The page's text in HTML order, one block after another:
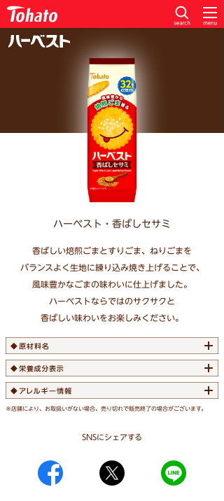
ハーベスト・香ばしセサミ
香ばしい焙煎ごまとすりごま、ねりごまを
バランスよく生地に練り込み焼き上げることで、
風味豊かなごまの味わいに仕上げました。
ハーベストならではのサクサクと
香ばしい味わいをお楽しみください。
※店舗により、お取扱いがない場合、売り切れで販売終了の場合がございます。
SNSにシェアする